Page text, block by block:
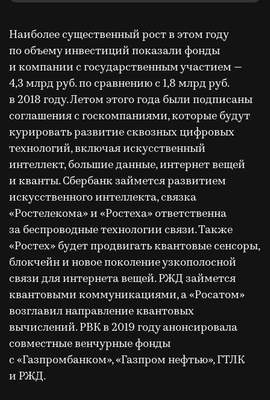
Наиболее существенный рост в этом году
по объему инвестиций показали фонды
и компании с государственным участием —
4,3 млрд руб. по сравнению с 1,8 млрд руб.
в 2018 году. Летом этого года были подписаны
соглашения с госкомпаниями, которые будут
курировать развитие сквозных цифровых
технологий, включая искусственный
интеллект, большие данные, интернет вещей
и кванты. Сбербанк займется развитием
искусственного интеллекта, связка
«Ростелекома» и «Ростеха» ответственна
за беспроводные технологии связи. Также
«Ростех» будет продвигать квантовые сенсоры,
блокчейн и новое поколение узкополосной
связи для интернета вещей. РЖД займется
квантовыми коммуникациями, а «Росатом»
возглавил направление квантовых
вычислений. РВК в 2019 году анонсировала
совместные венчурные фонды
с «Газпромбанком», «Газпром нефтью», ГТЛК
и РЖД.